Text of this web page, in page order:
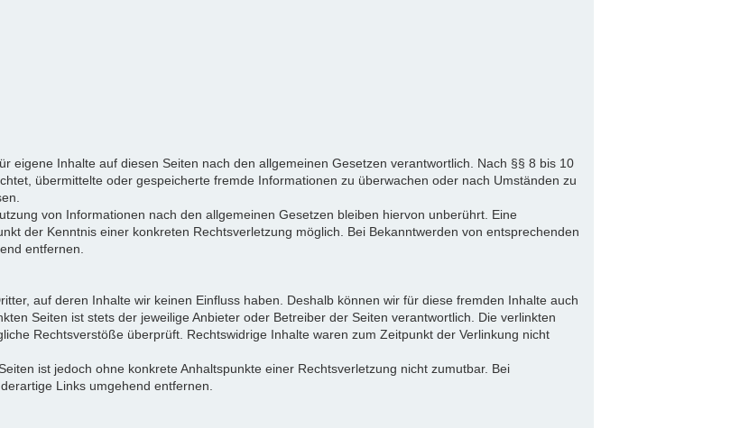
eigene Inhalte auf diesen Seiten nach den allgemeinen Gesetzen verantwortlich. Nach §§ 8 bis 10
übermittelte oder gespeicherte fremde Informationen zu überwachen oder nach Umständen zu
von Informationen nach den allgemeinen Gesetzen bleiben hiervon unberührt. Eine
der Kenntnis einer konkreten Rechtsverletzung möglich. Bei Bekanntwerden von entsprechenden
entfernen.
auf deren Inhalte wir keinen Einfluss haben. Deshalb können wir für diese fremden Inhalte auch
Seiten ist stets der jeweilige Anbieter oder Betreiber der Seiten verantwortlich. Die verlinkten
Rechtsverstöße überprüft. Rechtswidrige Inhalte waren zum Zeitpunkt der Verlinkung nicht
ist jedoch ohne konkrete Anhaltspunkte einer Rechtsverletzung nicht zumutbar. Bei
Links umgehend entfernen.